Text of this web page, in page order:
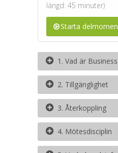
längd: 45 minuter)
Starta
1. Vad är
2. Tillgänglighet
3. Återkoppling
4. Mötesdisciplin